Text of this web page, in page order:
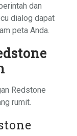
dan
dialog dapat
peta Anda.
Redstone
rumit.